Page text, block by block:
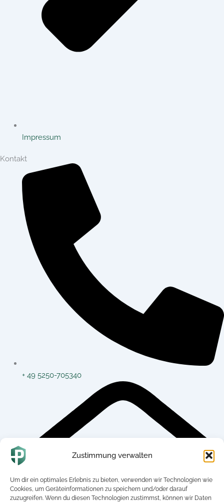
Zustimmung verwalten
Um dir ein optimales Erlebnis zu bieten, verwenden wir Technologien wie
Cookies, um Geräteinformationen zu speichern und/oder darauf
zuzugreifen. Wenn du diesen Technologien zustimmst, können wir Daten
Impressum
Kontakt
+ 49 5250-705340